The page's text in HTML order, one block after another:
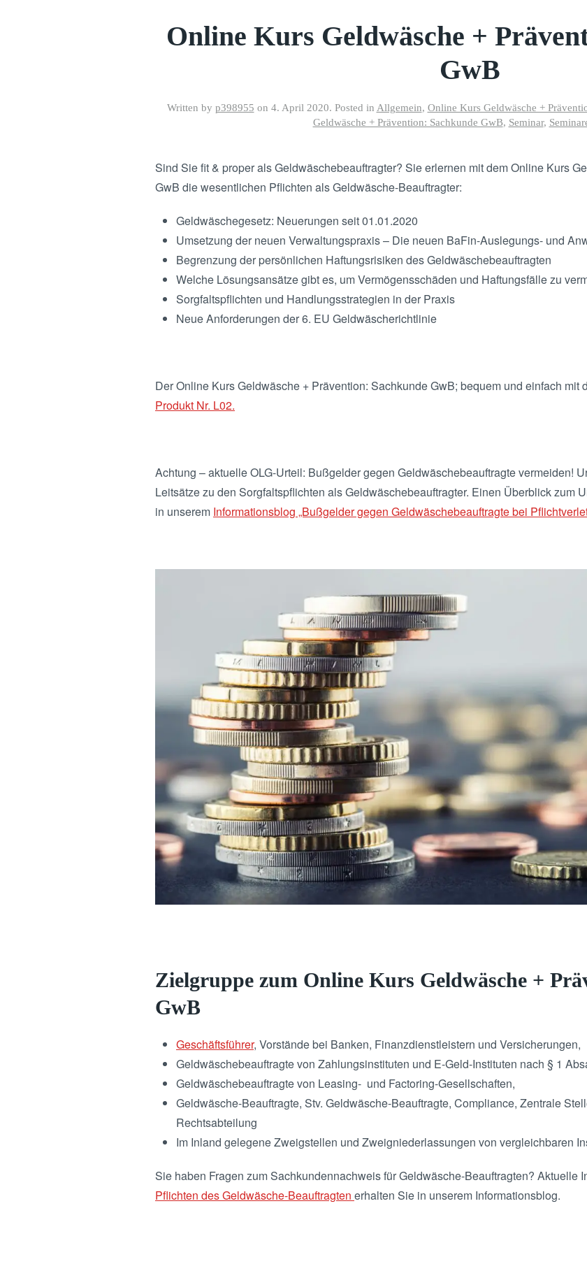
Online Kurs Geldwäsche +
GwB
Written by p398955 on 4. April 2020. Posted in Allgemein, Online Kurs Geldwäsche +
Geldwäsche + Prävention: Sachkunde GwB, Seminar,
Sind Sie fit & proper als Geldwäschebeauftragter? Sie erlernen mit dem Online Kurs
GwB die wesentlichen Pflichten als Geldwäsche-Beauftragter:
Geldwäschegesetz: Neuerungen seit 01.01.2020
Umsetzung der neuen Verwaltungspraxis – Die neuen BaFin-Auslegungs- und
Begrenzung der persönlichen Haftungsrisiken des Geldwäschebeauftragten
Welche Lösungsansätze gibt es, um Vermögensschäden und Haftungsfälle zu
Sorgfaltspflichten und Handlungsstrategien in der Praxis
Neue Anforderungen der 6. EU Geldwäscherichtlinie
Der Online Kurs Geldwäsche + Prävention: Sachkunde GwB; bequem und einfach mit
Produkt Nr. L02.
Achtung – aktuelle OLG-Urteil: Bußgelder gegen Geldwäschebeauftragte vermeiden!
Leitsätze zu den Sorgfaltspflichten als Geldwäschebeauftragter. Einen Überblick zum
in unserem Informationsblog „Bußgelder gegen Geldwäschebeauftragte bei
Zielgruppe zum Online Kurs Geldwäsche +
GwB
Geschäftsführer, Vorstände bei Banken, Finanzdienstleistern und Versicherungen,
Geldwäschebeauftragte von Zahlungsinstituten und E-Geld-Instituten nach § 1
Geldwäschebeauftragte von Leasing- und Factoring-Gesellschaften,
Geldwäsche-Beauftragte, Stv. Geldwäsche-Beauftragte, Compliance, Zentrale
Rechtsabteilung
Im Inland gelegene Zweigstellen und Zweigniederlassungen von vergleichbaren
Sie haben Fragen zum Sachkundennachweis für Geldwäsche-Beauftragten? Aktuelle
Pflichten des Geldwäsche-Beauftragten erhalten Sie in unserem Informationsblog.